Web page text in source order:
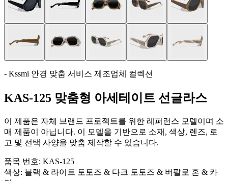
- Kssmi 안경 맞춤 서비스 제조업체 컬렉션
KAS-125 맞춤형 아세테이트 선글라스
이 제품은 자체 브랜드 프로젝트를 위한 레퍼런스 모델이며 소
매 제품이 아닙니다. 이 모델을 기반으로 소재, 색상, 렌즈, 로
고 및 선택 사양을 맞춤 제작할 수 있습니다.
품목 번호: KAS-125
색상: 블랙 & 라이트 토토즈 & 다크 토토즈 & 버팔로 혼 & 카